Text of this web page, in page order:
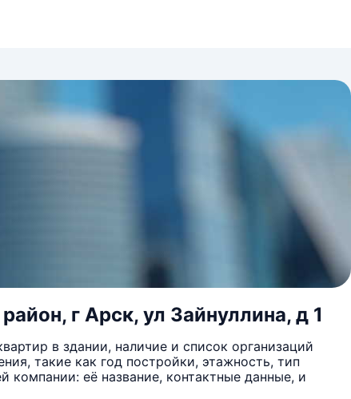
г Арск, ул Зайнуллина, д 1
в здании, наличие и список организаций
такие как год постройки, этажность, тип
её название, контактные данные, и